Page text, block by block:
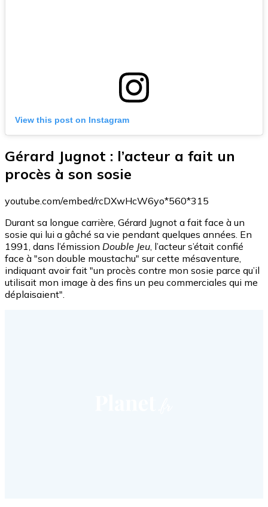
View this post on Instagram
Gérard Jugnot : l’acteur a fait un
procès à son sosie
youtube.com/embed/rcDXwHcW6yo*560*315
Durant sa longue carrière, Gérard Jugnot a fait face à un
sosie qui lui a gâché sa vie pendant quelques années. En
1991, dans l’émission Double Jeu , l’acteur s’était confié
face à "son double moustachu" sur cette mésaventure,
indiquant avoir fait "un procès contre mon sosie parce qu’il
utilisait mon image à des fins un peu commerciales qui me
déplaisaient".